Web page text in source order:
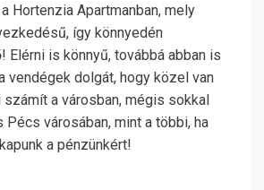
Hortenzia Apartmanban, mely
így könnyedén
Elérni is könnyű, továbbá abban is
vendégek dolgát, hogy közel van
számít a városban, mégis sokkal
városában, mint a többi, ha
a pénzünkért!